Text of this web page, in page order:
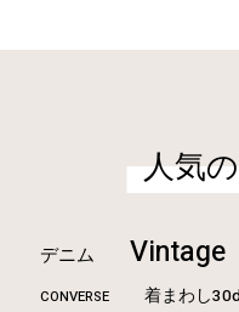
人気
デニム Vintage
CONVERSE
着まわし